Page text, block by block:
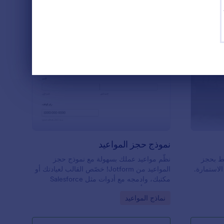
بحجز
نموذج حجز المواعيد
نظّم مواعيد عملك بسهولة مع نموذج حجز
المواعيد من Jotform! خصّص القالب لعيادتك أو
مكتبك، وادمجه مع أدوات مثل Salesforce
واحترافية.
Go to Category:
نماذج المواعيد